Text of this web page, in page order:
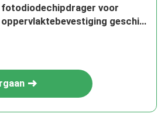
fotodiodechipdrager voor
oppervlaktebevestiging geschikt